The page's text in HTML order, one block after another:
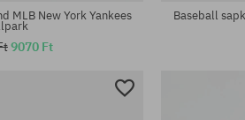
MLB New York Yankees
9070 Ft
Baseball